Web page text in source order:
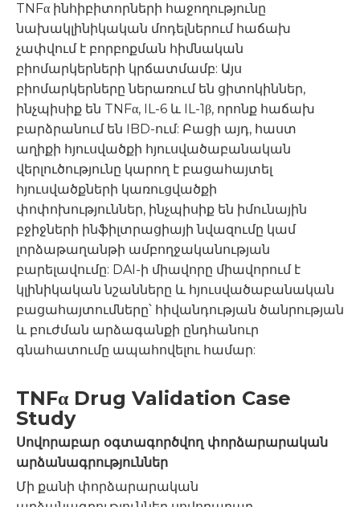
TNFα ինհիբիտորների հաջողությունը
նախակլինիկական մոդելներում հաճախ
չափվում է բորբոքման հիմնական
բիոմարկերների կրճատմամբ: Այս
բիոմարկերները ներառում են ցիտոկիններ,
ինչպիսիք են TNFα, IL-6 և IL-1β, որոնք հաճախ
բարձրանում են IBD-ում: Բացի այդ, հաստ
աղիքի հյուսվածքի հյուսվածաբանական
վերլուծությունը կարող է բացահայտել
հյուսվածքների կառուցվածքի
փոփոխություններ, ինչպիսիք են իմունային
բջիջների ինֆիլտրացիայի նվազումը կամ
լորձաթաղանթի ամբողջականության
բարելավումը: DAI-ի միավորը միավորում է
կլինիկական նշանները և հյուսվածաբանական
բացահայտումները՝ հիվանդության ծանրության
և բուժման արձագանքի ընդհանուր
գնահատումը ապահովելու համար:
TNFα Drug Validation Case
Study
Սովորաբար օգտագործվող փորձարարական
արձանագրություններ
Մի քանի փորձարարական